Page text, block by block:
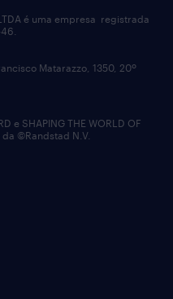
é uma empresa registrada
Matarazzo, 1350, 20º
e SHAPING THE WORLD OF
©Randstad N.V.